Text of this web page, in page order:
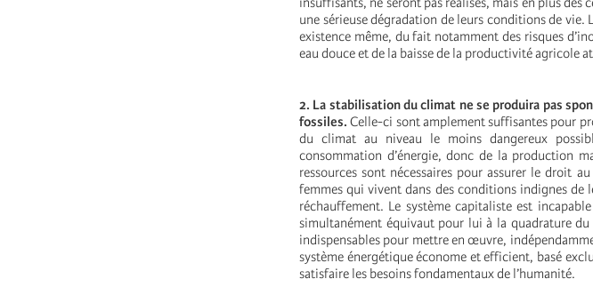
une sérieuse dégradation de leurs conditions de vie.
existence même, du fait notamment des risques
eau douce et de la baisse de la productivité agricole
2. La stabilisation du climat ne se produira pas
fossiles.Celle-ci sont amplement suffisantes pour
du climat au niveau le moins dangereux
consommation d’énergie, donc de la production
ressources sont nécessaires pour assurer le droit
femmes qui vivent dans des conditions indignes
réchauffement. Le système capitaliste est
simultanément équivaut pour lui à la quadrature
indispensables pour mettre en œuvre,
système énergétique économe et efficient, basé
satisfaire les besoins fondamentaux de l’humanité.